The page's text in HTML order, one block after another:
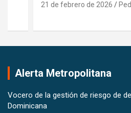
21 de febrero de 2026 Pedro
Alerta Metropolitana
Vocero de la gestión de riesgo de
Dominicana